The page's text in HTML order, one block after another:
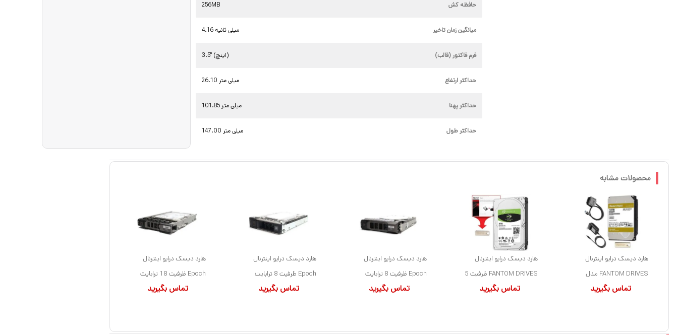
حافظه کش 256MB
میانگین زمان تاخیر 4.16 میلی ثانیه
فرم فاکتور (قالب) 3.5" (اینچ)
حداکثر ارتفاع 26.10 میلی متر
حداکثر پهنا 101.85 میلی متر
حداکثر طول 147.00 میلی متر
محصولات مشابه
هارد دیسک درایو اینترنال
FANTOM DRIVES مدل
تماس بگیرید
هارد دیسک درایو اینترنال
FANTOM DRIVES ظرفیت 5
ترابایت سرعت 5400RPM
تماس بگیرید
هارد دیسک درایو اینترنال
Epoch ظرفیت 8 ترابایت
سرعت 7200RPM رابط SATAتماس بگیرید
هارد دیسک درایو اینترنال
Epoch ظرفیت 8 ترابایت
سرعت 7200RPM رابط SASتماس بگیرید
هارد دیسک درایو اینترنال
Epoch ظرفیت 18 ترابایت
سرعت 10000RPM رابط
تماس بگیرید